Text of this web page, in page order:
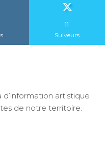
11
Suiveurs
artistique
de notre territoire.